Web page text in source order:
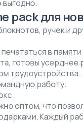
pack для
ручек и
в
готовы усерднее
трудоустройства.
работу.
оптом, что
Каждый